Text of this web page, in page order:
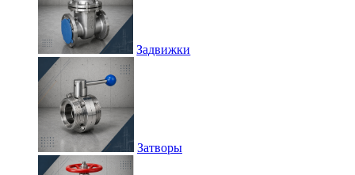
Задвижки
Затворы